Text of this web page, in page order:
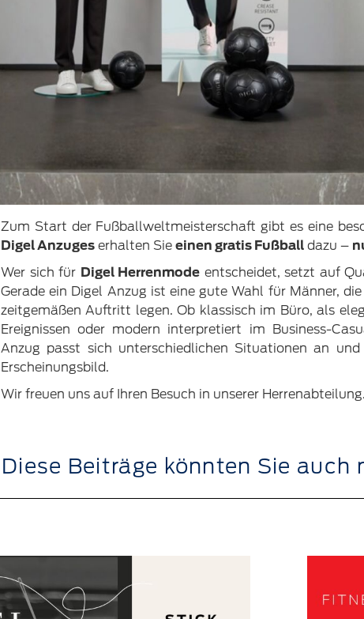
Zum Start der Fußballweltmeisterschaft gibt es eine
Digel Anzuges erhalten Sie einen gratis Fußball dazu –
Wer sich für Digel Herrenmode entscheidet, setzt auf
Gerade ein Digel Anzug ist eine gute Wahl für Männer,
zeitgemäßen Auftritt legen. Ob klassisch im Büro, als
Ereignissen oder modern interpretiert im Business-
Anzug passt sich unterschiedlichen Situationen an
Erscheinungsbild.
Wir freuen uns auf Ihren Besuch in unserer Herrenabteilung.
Diese Beiträge könnten Sie auch